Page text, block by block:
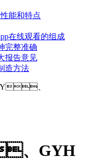
能和特点
在线观看的组成
完整准确
报告意见
造方法
、
、GYH